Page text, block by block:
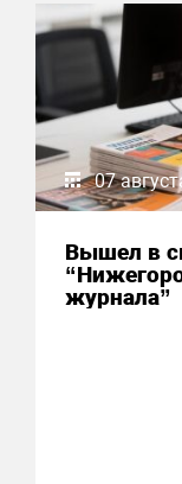
07
Вышел в
журнала”